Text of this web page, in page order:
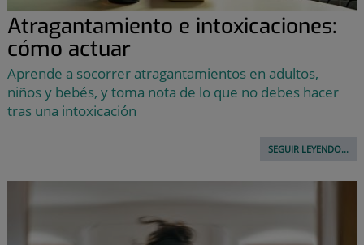
Atragantamiento e intoxicaciones:
cómo actuar
Aprende a socorrer atragantamientos en adultos,
niños y bebés, y toma nota de lo que no debes hacer
tras una intoxicación
SEGUIR LEYENDO...